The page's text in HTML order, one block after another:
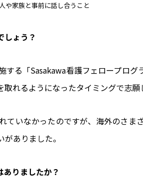
や家族と事前に話し合うこと
しょう？
る「Sasakawa看護フェロープロ
れるようになったタイミングで志願
ていなかったのですが、海外のさ
ありました。
ありましたか？